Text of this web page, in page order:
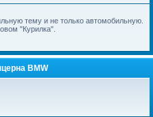
тему и не только автомобильную.
"Курилка".
BMW